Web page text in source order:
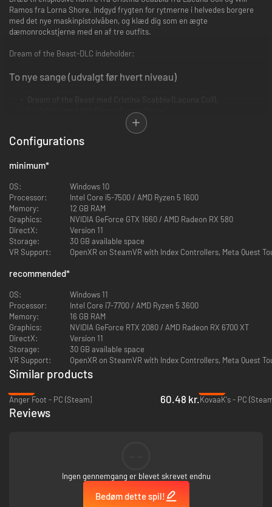
Ramos fra Lorna Shore. Indgyd frygten for rytmerne i helvedes borgere
med det nye maskinpistolvåben, og klæd dig som en ægte
dæmonrockstjerne med en af tre outfits.
Dream of the Beast-DLC indeholder:
To nye sange (udvalgt før hvert niveau)
Dream of the Beast med Cristina Scabbia (Lacuna Coil).
Leviathan med Will Ramos (Lorna Shore).
våben.
Slip en nådesløs regn af kugler løs med din Ultimate.
Tre outfits med passive effekter
Dark Devotee – hvis du opnår et Fury Boost, får du også et
engangsskjold fra det næste angreb, du modtager.
Morning Star – hvis du opnår et Fury Boost, suppleres dit helbred
også langsomt op.
Angel Eyes – hurtig genopladning øger et våbens maksimale
ammunition til et nyt maksimum. Effekten varer indtil du skifter
Configurations
minimum*
OS:
Windows 10
Processor:
Intel Core i5-7500 / AMD Ryzen 5 1600
Memory:
12 GB RAM
Graphics:
NVIDIA GeForce GTX 1660 / AMD Radeon RX 580
DirectX:
Version 11
Storage:
30 GB available space
VR Support:
OpenXR on SteamVR with Index Controllers, Meta Quest
recommended*
OS:
Windows 11
Processor:
Intel Core i7-7700 / AMD Ryzen 5 3600
Memory:
16 GB RAM
Graphics:
NVIDIA GeForce RTX 2080 / AMD Radeon RX 6700 XT
DirectX:
Version 11
Storage:
30 GB available space
VR Support:
OpenXR on SteamVR with Index Controllers, Meta Quest
Similar products
Anger Foot - PC (Steam)
60.48 kr.KovaaK's - PC
Reviews
Ingen gennemgang er blevet skrevet endnu
Bedøm dette spil!